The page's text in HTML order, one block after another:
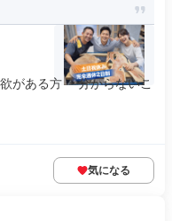
がある方 ・分からないこ
気になる